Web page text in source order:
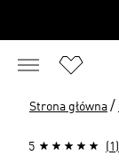
Strona główna /
5 (1)